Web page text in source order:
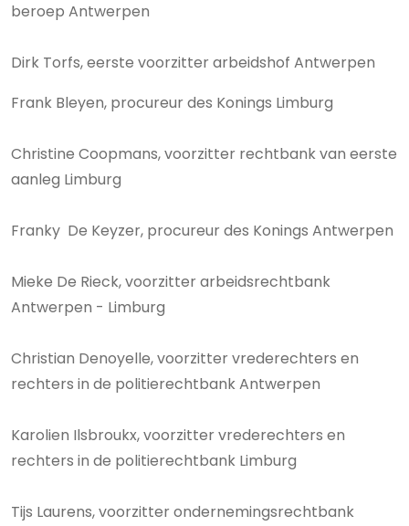
beroep Antwerpen
Dirk Torfs, eerste voorzitter arbeidshof Antwerpen
Frank Bleyen, procureur des Konings Limburg
Christine Coopmans, voorzitter rechtbank van eerste
aanleg Limburg
Franky De Keyzer, procureur des Konings Antwerpen
Mieke De Rieck, voorzitter arbeidsrechtbank
Antwerpen - Limburg
Christian Denoyelle, voorzitter vrederechters en
rechters in de politierechtbank Antwerpen
Karolien Ilsbroukx, voorzitter vrederechters en
rechters in de politierechtbank Limburg
Tijs Laurens, voorzitter ondernemingsrechtbank